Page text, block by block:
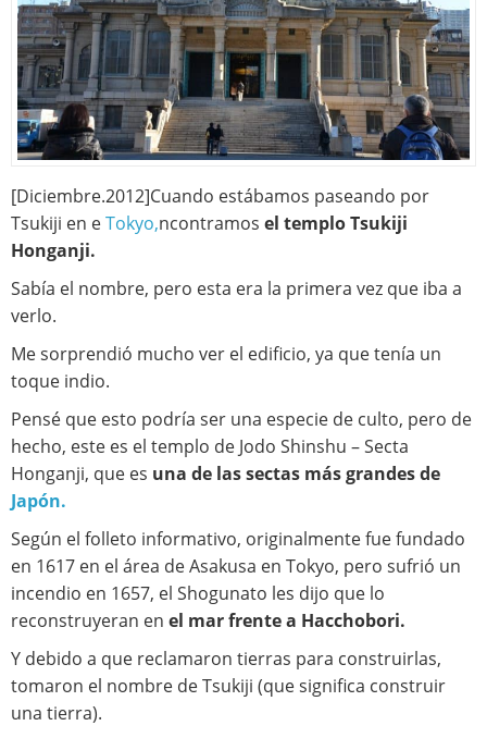
[Diciembre.2012]Cuando estábamos paseando por
Tsukiji en eTokyo,ncontramos el templo Tsukiji
Honganji.
Sabía el nombre, pero esta era la primera vez que iba a
verlo.
Me sorprendió mucho ver el edificio, ya que tenía un
toque indio.
Pensé que esto podría ser una especie de culto, pero de
hecho, este es el templo de Jodo Shinshu – Secta
Honganji, que es una de las sectas más grandes de
Japón.
Según el folleto informativo, originalmente fue fundado
en 1617 en el área de Asakusa en Tokyo, pero sufrió un
incendio en 1657, el Shogunato les dijo que lo
reconstruyeran en el mar frente a Hacchobori.
Y debido a que reclamaron tierras para construirlas,
tomaron el nombre de Tsukiji (que significa construir
una tierra).